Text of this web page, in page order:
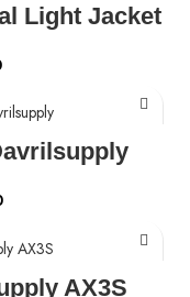
Light Jacket
Current
is:
€115.00.
Current
is:
€155.00.
AX3S